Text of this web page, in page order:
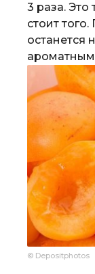
3 раза. Это
стоит
останется
© Depositphotos